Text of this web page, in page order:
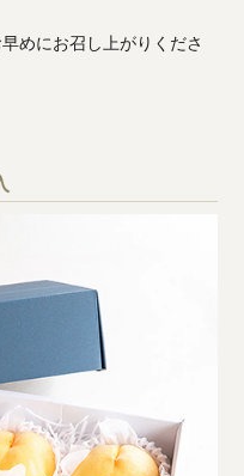
お召し上がりくださ